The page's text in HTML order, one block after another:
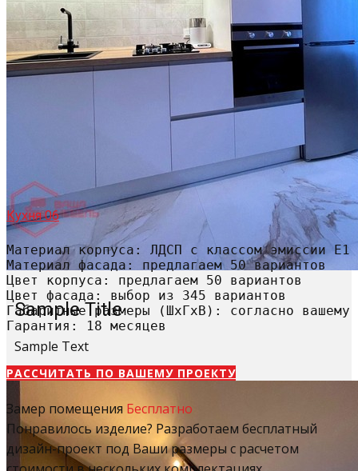
Sample Title
Sample Text
Кухня 06
Материал корпуса: ЛДСП с классом эмиссии Е1
Материал фасада: предлагаем 50 вариантов
Цвет корпуса: предлагаем 50 вариантов
Цвет фасада: выбор из 345 вариантов
Габаритные размеры (ШхГхВ): согласно вашему
Гарантия: 18 месяцев
РАССЧИТАТЬ​ ПО ВАШЕМУ ПРОЕКТУ
Замер помещения Бесплатно
Понравилось изделие? Разработаем бесплатный
дизайн-проект под Ваши размеры с расчетом